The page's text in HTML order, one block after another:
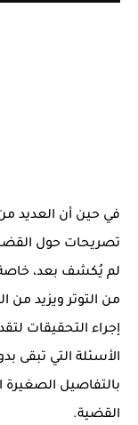
في حين أن العديد
تصريحات حول
لم يُكشف بعد، خاصة
من التوتر ويزيد من
إجراء التحقيقات
الأسئلة التي تبقى
بالتفاصيل
القضية.